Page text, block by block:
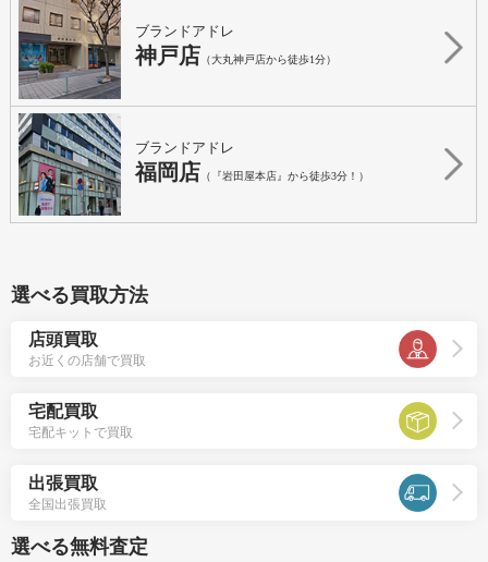
ブランドアドレ
神戸店 （大丸神戸店から徒歩1分）
ブランドアドレ
福岡店 （『岩田屋本店』から徒歩3分！）
選べる買取方法
店頭買取
お近くの店舗で買取
宅配買取
宅配キットで買取
出張買取
全国出張買取
選べる無料査定